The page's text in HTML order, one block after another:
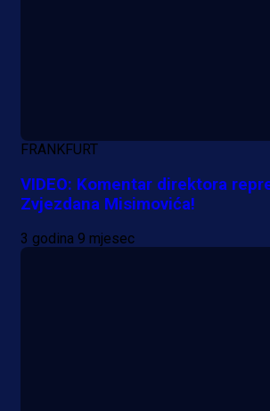
FRANKFURT
VIDEO: Komentar direktora
Zvjezdana Misimovića!
3 godina 9 mjesec